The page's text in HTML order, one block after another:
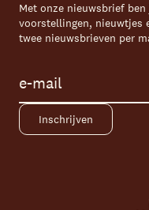
Met onze nieuwsbrief
voorstellingen, nieuwtjes
twee nieuwsbrieven per